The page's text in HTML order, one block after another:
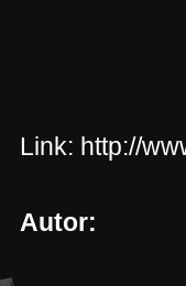
Link: http://
Autor: